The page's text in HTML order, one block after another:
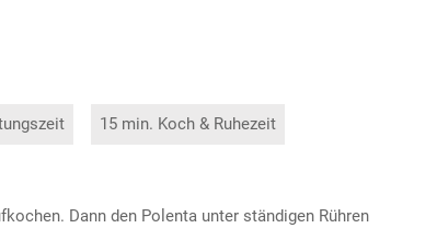
15 min. Koch & Ruhezeit
Dann den Polenta unter ständigen Rühren